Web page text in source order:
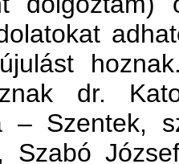
dr.
– Szentek,
Szabó